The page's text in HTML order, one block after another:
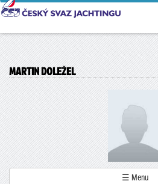
MARTIN DOLEŽEL
☰ Menu